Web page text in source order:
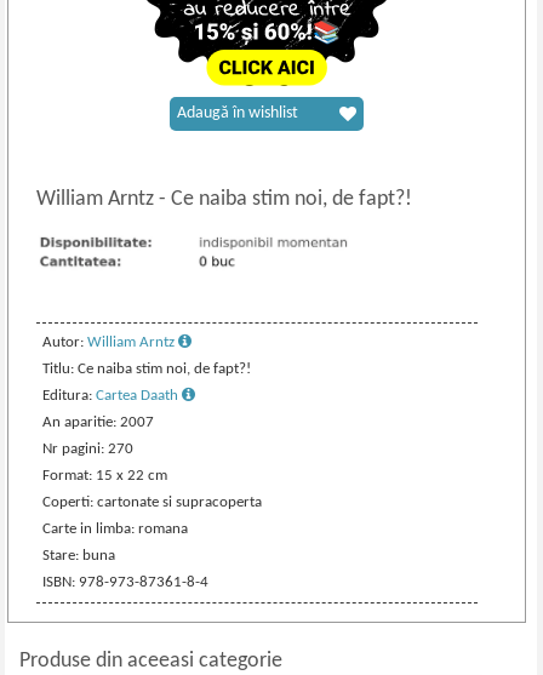
William Arntz- Ce naiba stim noi, de fapt?!
Autor:William Arntz
Titlu: Ce naiba stim noi, de fapt?!
Editura:Cartea Daath
An aparitie: 2007
Nr pagini: 270
Format: 15 x 22 cm
Coperti: cartonate si supracoperta
Carte in limba: romana
Stare: buna
ISBN: 978-973-87361-8-4
Adaugă în wishlist
Produse din aceeasi categorie